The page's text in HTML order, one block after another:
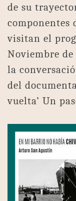
de su
componentes
visitan el
Noviembre
la
del
vuelta’ Un